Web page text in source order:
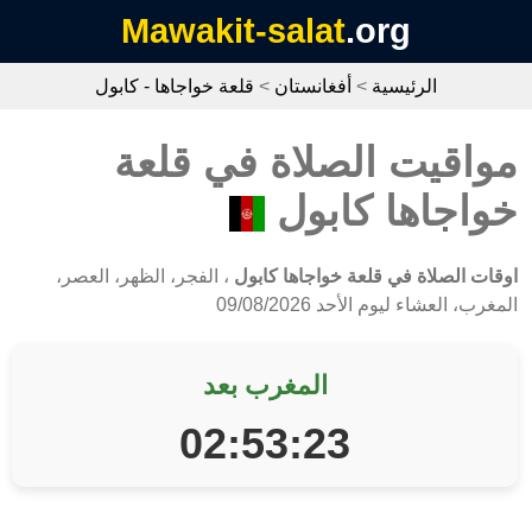
Mawakit-salat.org
الرئيسية > أفغانستان > قلعة خواجاها - كابول
مواقيت الصلاة في قلعة
خواجاها كابول
اوقات الصلاة في قلعة خواجاها كابول ، الفجر، الظهر، العصر،
المغرب، العشاء ليوم الأحد 09/08/2026
المغرب بعد
02:53:23